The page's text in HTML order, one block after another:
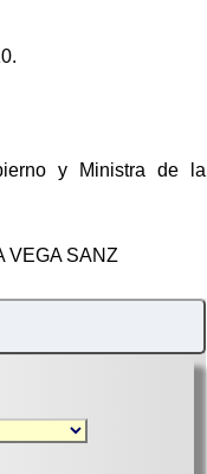
y Ministra de la
VEGA SANZ